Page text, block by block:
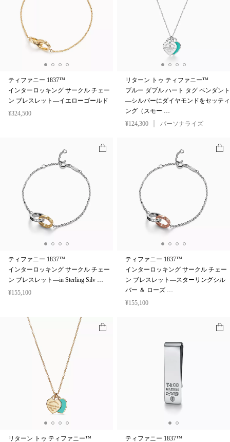
ティファニー 1837™
インターロッキング サークル チェー
ン ブレスレット—イエローゴールド
¥324,500
リターン トゥ ティファニー™
ブルー ダブル ハート タグ ペンダント
—シルバーにダイヤモンドをセッティ
ング（スモー …
¥124,300
パーソナライズ
ティファニー 1837™
インターロッキング サークル チェー
ン ブレスレット—in Sterling Silv …
¥155,100
ティファニー 1837™
インターロッキング サークル チェー
ン ブレスレット—スターリングシル
バー ＆ ローズ …
¥155,100
リターン トゥ ティファニー™
ティファニー 1837™